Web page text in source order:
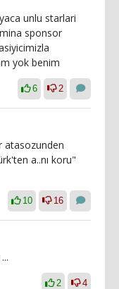
unlu starlari
sponsor
yok benim
6 2
atasozunden
a..nı koru"
10 16
2 4